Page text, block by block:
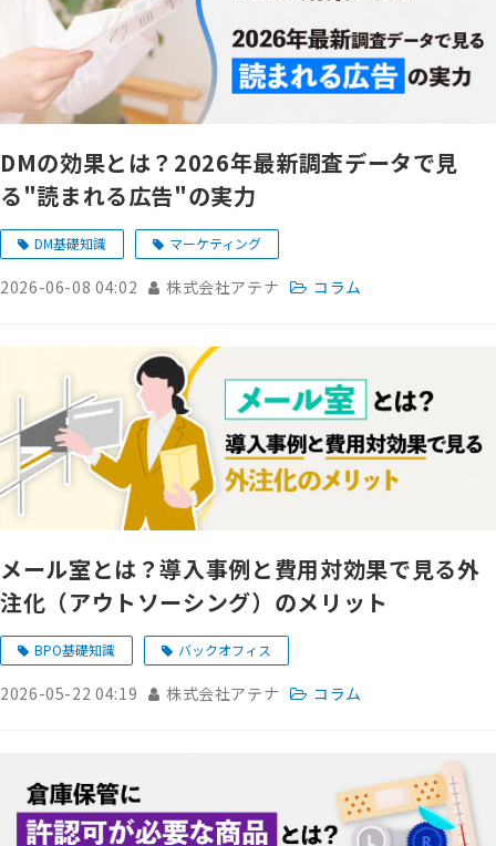
DMの効果とは？2026年最新調査データで見
る"読まれる広告"の実力
DM基礎知識 マーケティング
2026-06-08 04:02 株式会社アテナ コラム
メール室とは？導入事例と費用対効果で見る外
注化（アウトソーシング）のメリット
BPO基礎知識 バックオフィス
2026-05-22 04:19 株式会社アテナ コラム